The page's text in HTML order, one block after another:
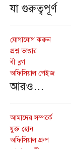
যা গুরুত্বপূর্ণ
যোগাযোগ করুন
প্রশ্ন ভাণ্ডার
বী ব্লগ
অফিসিয়াল পেইজ
আরও…
আমাদের সম্পর্কে
যুক্ত হোন
অফিসিয়াল গ্রুপ